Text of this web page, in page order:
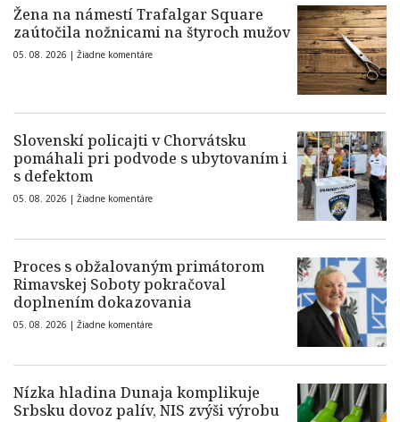
Žena na námestí Trafalgar Square
zaútočila nožnicami na štyroch mužov
05. 08. 2026 | Žiadne komentáre
Slovenskí policajti v Chorvátsku
pomáhali pri podvode s ubytovaním i
s defektom
05. 08. 2026 | Žiadne komentáre
Proces s obžalovaným primátorom
Rimavskej Soboty pokračoval
doplnením dokazovania
05. 08. 2026 | Žiadne komentáre
Nízka hladina Dunaja komplikuje
Srbsku dovoz palív, NIS zvýši výrobu